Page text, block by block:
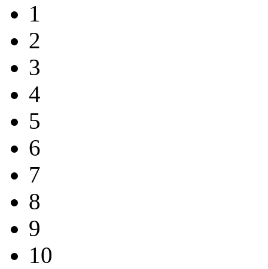
1
2
3
4
5
6
7
8
9
10